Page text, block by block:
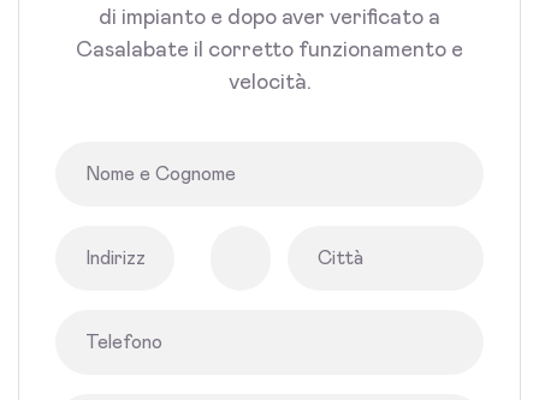
di impianto e dopo aver verificato a
Casalabate il corretto funzionamento e
velocità.